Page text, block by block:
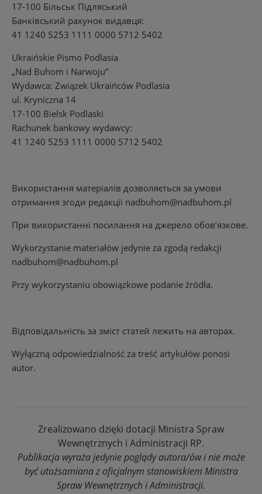
17-100 Більськ Підляський
Банківський рахунок видавця:
41 1240 5253 1111 0000 5712 5402
Ukraińskie Pismo Podlasia
„Nad Buhom i Narwoju”
Wydawca: Związek Ukraińców Podlasia
ul. Kryniczna 14
17-100 Bielsk Podlaski
Rachunek bankowy wydawcy:
41 1240 5253 1111 0000 5712 5402
Використання матеріалів дозволяється за умови
отримання згоди редакції nadbuhom@nadbuhom.pl
При використанні посилання на джерело обов’язкове.
Wykorzystanie materiałów jedynie za zgodą redakcji
nadbuhom@nadbuhom.pl
Przy wykorzystaniu obowiązkowe podanie źródła.
Відповідальність за зміст статей лежить на авторах.
Wyłączną odpowiedzialność za treść artykułów ponosi
autor.
Zrealizowano dzięki dotacji Ministra Spraw
Wewnętrznych i Administracji RP.
Publikacja wyraża jedynie poglądy autora/ów i nie może
być utożsamiana z oficjalnym stanowiskiem Ministra
Spraw Wewnętrznych i Administracji.